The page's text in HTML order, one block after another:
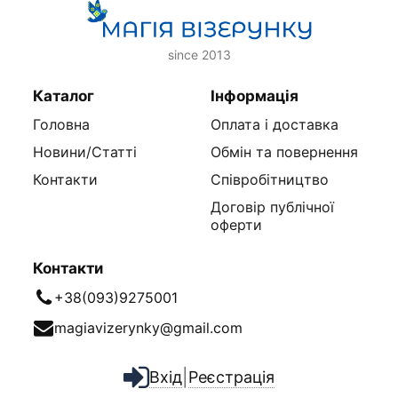
since 2013
Каталог
Головна
Новини/Статті
Контакти
Інформація
Оплата і доставка
Обмін та повернення
Співробітництво
Договір публічної
оферти
Контакти
+38(093)9275001
magiavizerynky@gmail.com
Вхід Реєстрація